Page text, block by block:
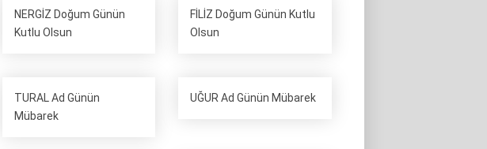
NERGİZ Doğum Günün
Kutlu Olsun
FİLİZ Doğum Günün Kutlu
Olsun
TURAL Ad Günün
Mübarek
UĞUR Ad Günün Mübarek